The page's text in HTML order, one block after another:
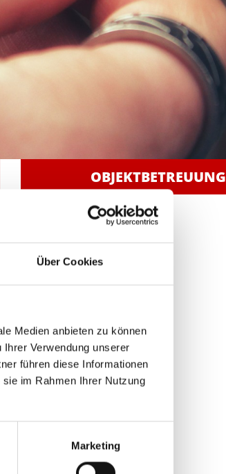
Über Cookies
Medien anbieten zu können
Verwendung unserer
führen diese Informationen
im Rahmen Ihrer Nutzung
Marketing
OBJEKTBETREUUNG